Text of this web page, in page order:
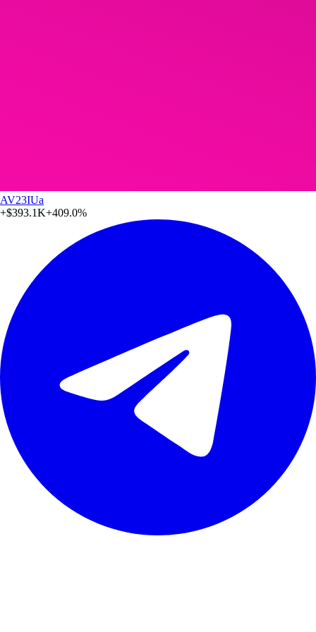
AV23IUa
+$393.1K+409.0%